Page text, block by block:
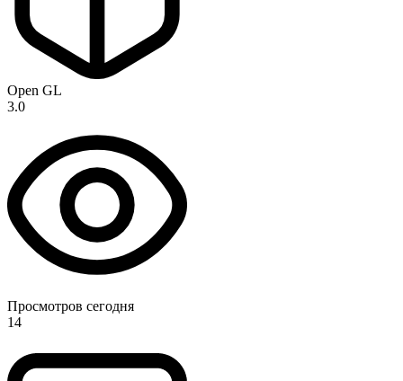
Open GL
3.0
Просмотров сегодня
14